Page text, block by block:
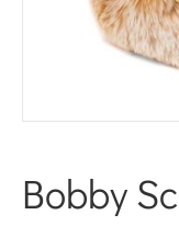
Bobby